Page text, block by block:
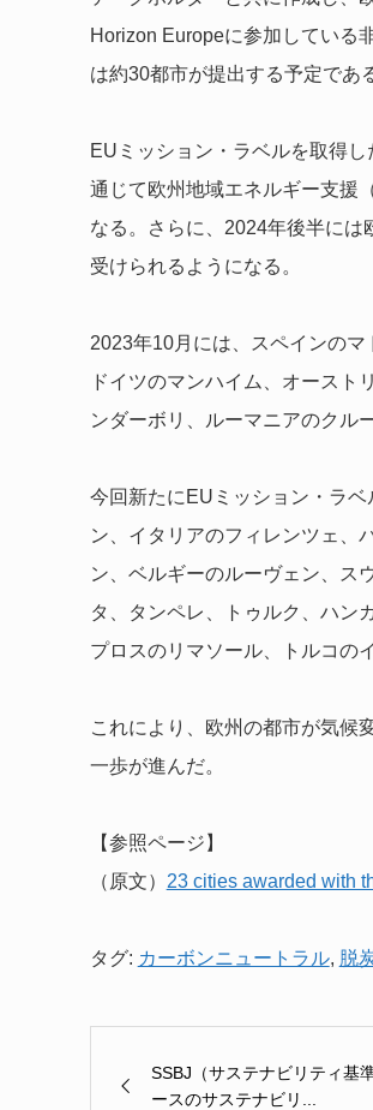
Horizon Europeに参加している
は約30都市が提出する予定であ
EUミッション・ラベルを取得
通じて欧州地域エネルギー支援
なる。さらに、2024年後半に
受けられるようになる。
2023年10月には、スペインのマ
ドイツのマンハイム、オースト
ンダーボリ、ルーマニアのクル
今回新たにEUミッション・ラ
ン、イタリアのフィレンツェ、
ン、ベルギーのルーヴェン、ス
タ、タンペレ、トゥルク、ハン
プロスのリマソール、トルコの
これにより、欧州の都市が気候
一歩が進んだ。
【参照ページ】
（原文） 23 cities awarded with
タグ: カーボンニュートラル, 脱
SSBJ（サステナビリティ基
ースのサステナビリ...